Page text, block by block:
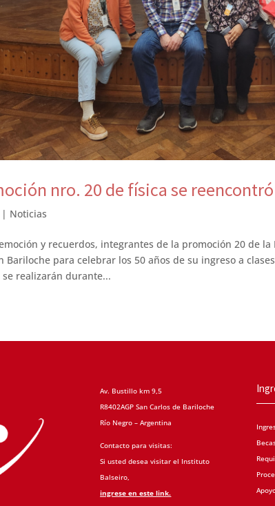
nro. 20 de física se
| Noticias
y recuerdos, integrantes de la promoción 20 de
Bariloche para celebrar los 50 años de su ingreso a
se realizarán durante...
Av. Bustillo km 9,5
R8402AGP San Carlos de Bariloche
Río Negro – Argentina
Contacto para visitas:
Si usted desea visitar el Instituto
Balseiro,
ingrese en este link.